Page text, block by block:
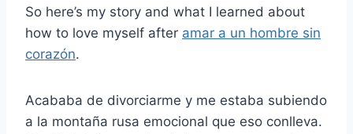
So here’s my story and what I learned about
how to love myself after amar a un hombre sin
corazón.
Acababa de divorciarme y me estaba subiendo
a la montaña rusa emocional que eso conlleva.